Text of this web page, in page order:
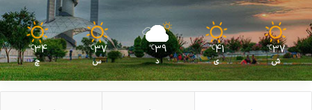
37
℃
ش
41
℃
ی
39
℃
د
37
℃
س
34
℃
چ